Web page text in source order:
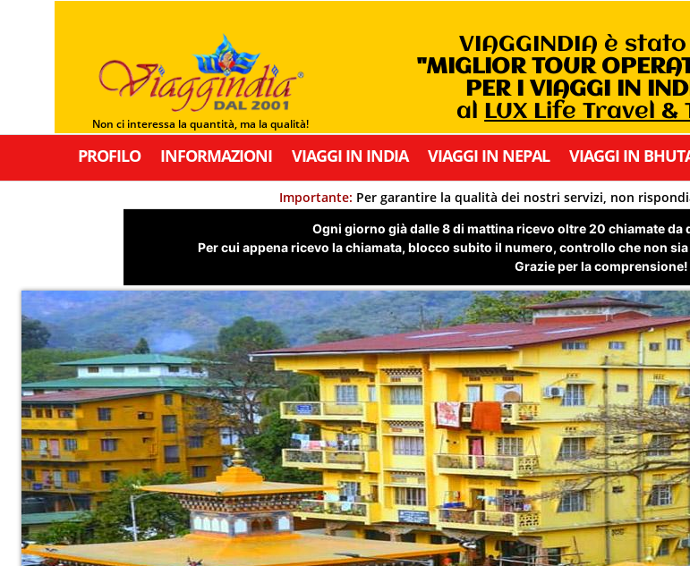
Non ci interessa la quantità, ma la qualità!
VIAGGINDIA è
"MIGLIOR TOUR
PER I VIAGGI IN
al LUX Life Travel
PROFILO INFORMAZIONI VIAGGI IN INDIA VIAGGI IN NEPAL VIAGGI IN
Importante: Per garantire la qualità dei nostri servizi, non
Ogni giorno già dalle 8 di mattina ricevo oltre 20 chiamate
Per cui appena ricevo la chiamata, blocco subito il numero, controllo che non
Grazie per la comprensione!